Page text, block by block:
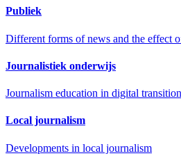
Publiek
Different forms of news and the effect
Journalistiek onderwijs
Journalism education in digital transition
Local journalism
Developments in local journalism